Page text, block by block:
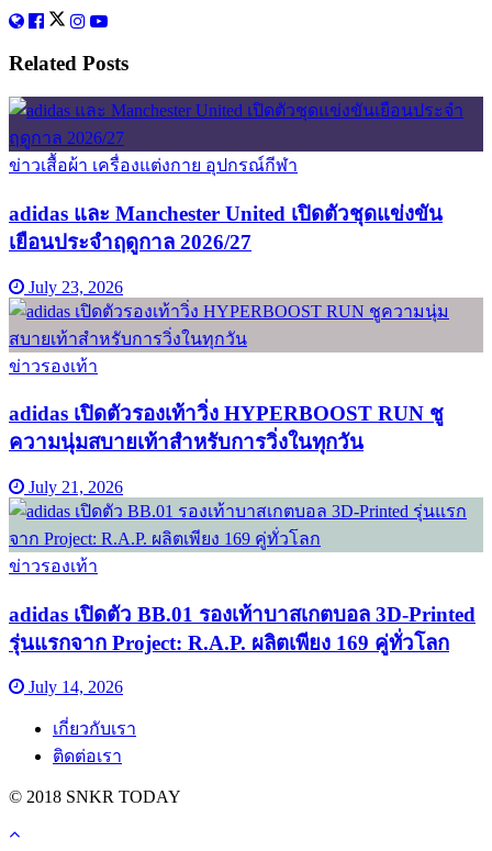
Related Posts
ข่าวเสื้อผ้า เครื่องแต่งกาย อุปกรณ์กีฬา
adidas และ Manchester United เปิดตัวชุดแข่งขัน
เยือนประจำฤดูกาล 2026/27
July 23, 2026
ข่าวรองเท้า
adidas เปิดตัวรองเท้าวิ่ง HYPERBOOST RUN ชู
ความนุ่มสบายเท้าสำหรับการวิ่งในทุกวัน
July 21, 2026
ข่าวรองเท้า
adidas เปิดตัว BB.01 รองเท้าบาสเกตบอล 3D-Printed
รุ่นแรกจาก Project: R.A.P. ผลิตเพียง 169 คู่ทั่วโลก
July 14, 2026
เกี่ยวกับเรา
ติดต่อเรา
© 2018 SNKR TODAY